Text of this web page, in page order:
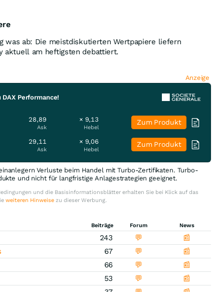
was ab: Die meistdiskutierten Wertpapiere liefern
aktuell am heftigsten debattiert.
Anzeige
Performance!
28,89
Ask
× 9,13
Hebel
Zum Produkt
29,11
Ask
× 9,06
Hebel
Zum Produkt
Verluste beim Handel mit Turbo-Zertifikaten. Turbo-
und nicht für langfristige Anlagestrategien geeignet.
und die Basisinformationsblätter erhalten Sie bei Klick auf das
weiteren Hinweisezu dieser Werbung.
Beiträge Forum News
243 💬
📰
67 💬
📰
66 💬
📰
53 💬
📰